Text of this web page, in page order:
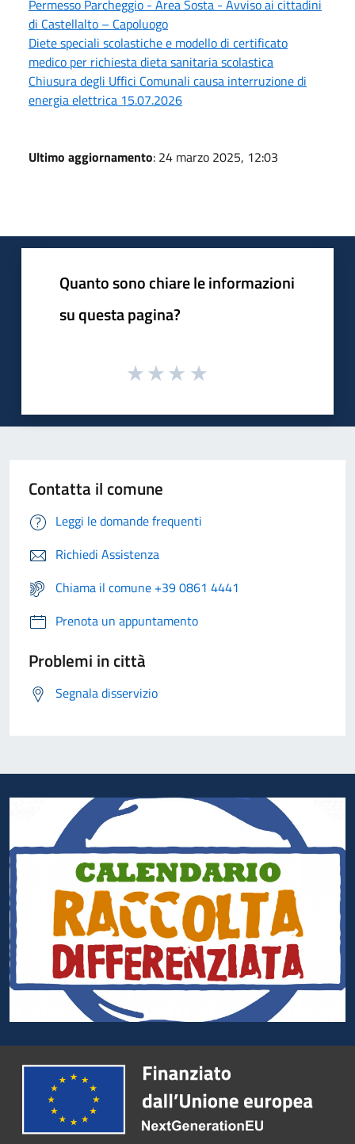
Permesso Parcheggio - Area Sosta - Avviso ai cittadini
di Castellalto – Capoluogo
Diete speciali scolastiche e modello di certificato
medico per richiesta dieta sanitaria scolastica
Chiusura degli Uffici Comunali causa interruzione di
energia elettrica 15.07.2026
Ultimo aggiornamento: 24 marzo 2025, 12:03
Quanto sono chiare le informazioni
su questa pagina?
Contatta il comune
Leggi le domande frequenti
Richiedi Assistenza
Chiama il comune +39 0861 4441
Prenota un appuntamento
Problemi in città
Segnala disservizio